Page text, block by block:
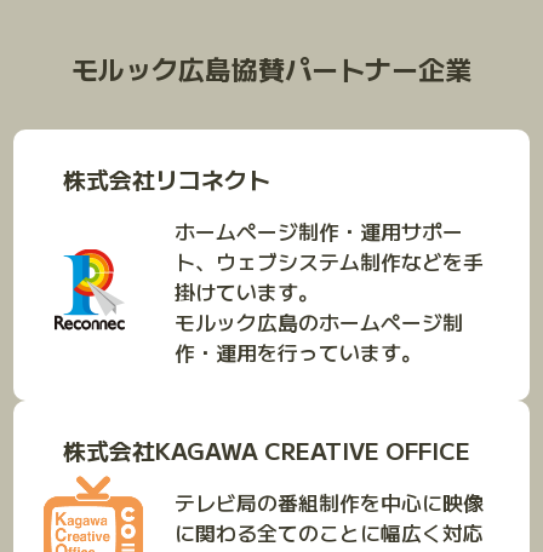
モルック広島協賛パートナー企業
株式会社リコネクト
ホームページ制作・運用サポー
ト、ウェブシステム制作などを手
掛けています。
モルック広島のホームページ制
作・運用を行っています。
株式会社KAGAWA CREATIVE OFFICE
テレビ局の番組制作を中心に映像
に関わる全てのことに幅広く対応